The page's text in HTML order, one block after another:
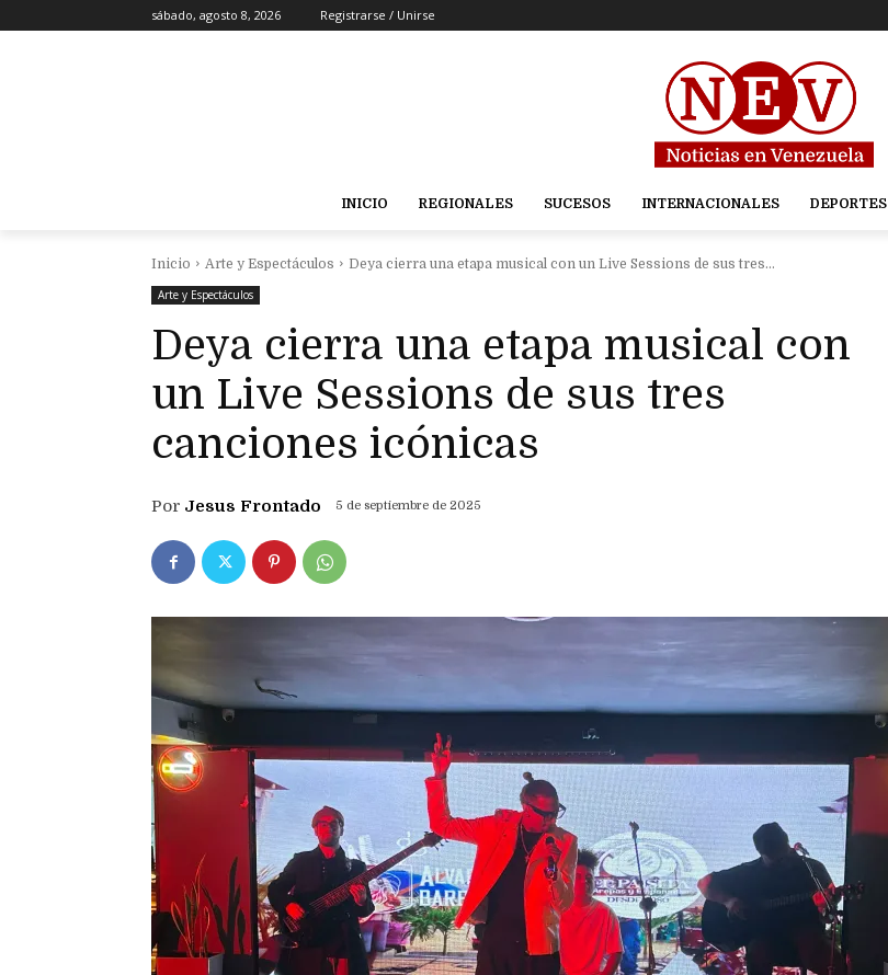
sábado, agosto 8, 2026 Registrarse / Unirse
INICIO REGIONALES SUCESOS INTERNACIONALES DEPORTES
Inicio Arte y Espectáculos
Deya cierra una etapa musical con un Live Sessions de sus tres...
Arte y Espectáculos
Deya cierra una etapa musical con
un Live Sessions de sus tres
canciones icónicas
Por Jesus Frontado 5 de septiembre de 2025